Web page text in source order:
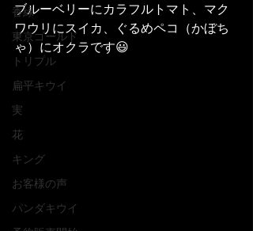
香緑
東京ゴールド
トリプル
扁平キウイ
実
花
キング
お客様の声
パンダキウイ
ブルーベリーにカラフルトマト、マク
ワウリにスイカ、ぐるめペコ（かぼち
ゃ）にオクラです😃